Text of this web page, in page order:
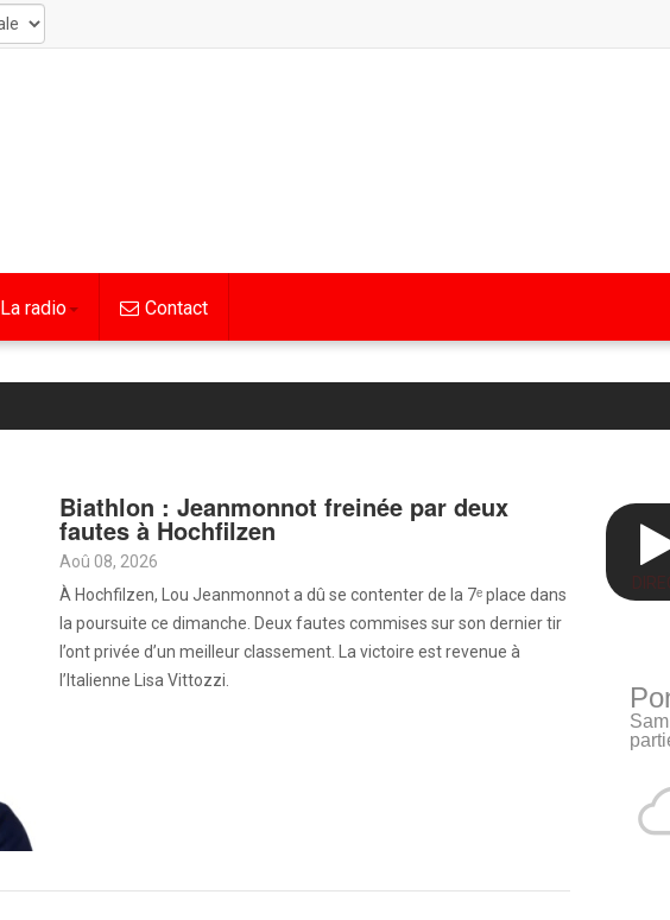
La radio Contact
Biathlon : Jeanmonnot freinée par deux
fautes à Hochfilzen
Aoû 08, 2026
À Hochfilzen, Lou Jeanmonnot a dû se contenter de la 7ᵉ place dans
la poursuite ce dimanche. Deux fautes commises sur son dernier tir
l’ont privée d’un meilleur classement. La victoire est revenue à
l’Italienne Lisa Vittozzi.